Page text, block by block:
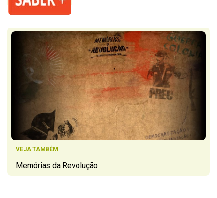
VEJA TAMBÉM
Memórias da Revolução